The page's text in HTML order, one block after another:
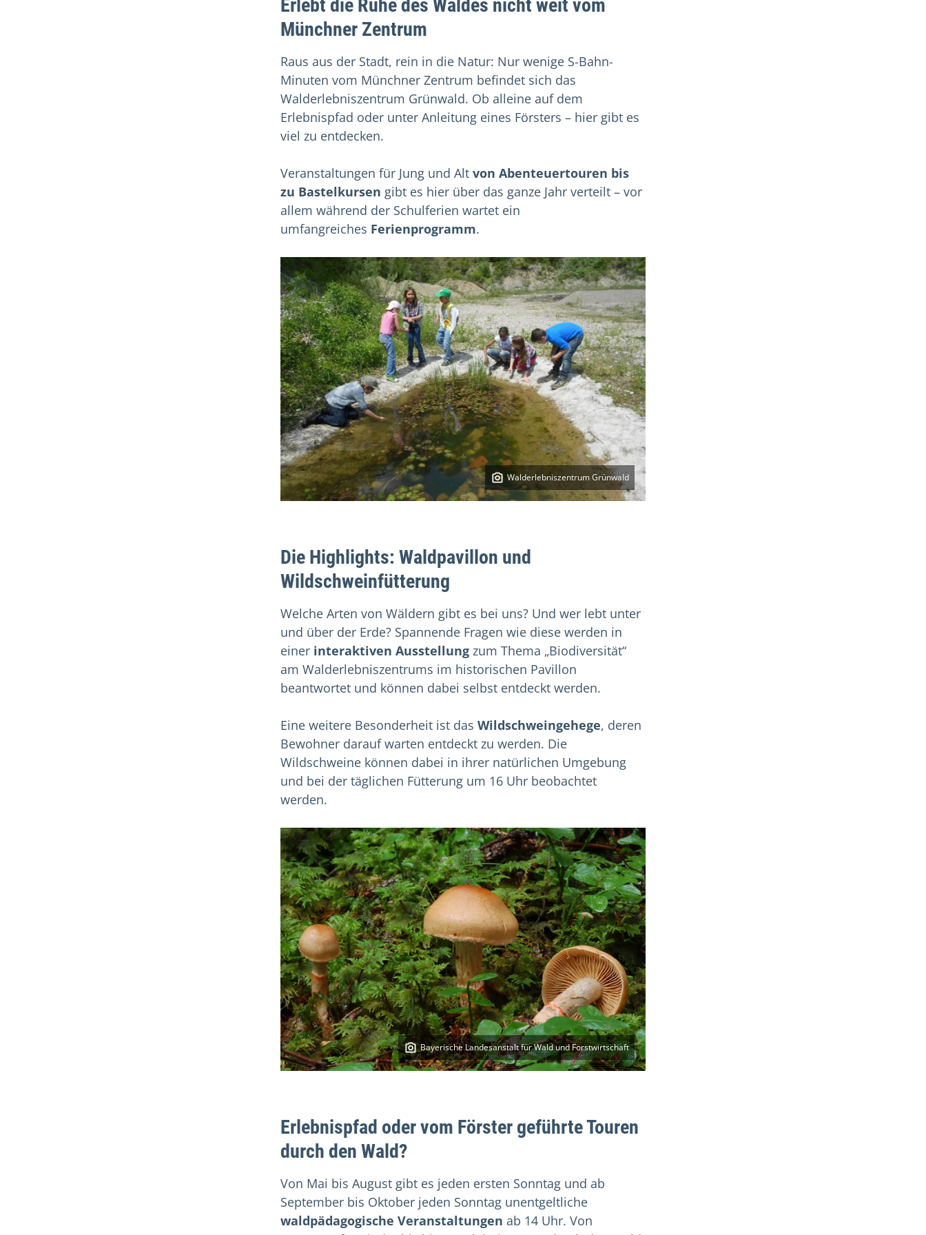
Erlebt die Ruhe des Waldes nicht weit vom
Münchner Zentrum
Raus aus der Stadt, rein in die Natur: Nur wenige S-Bahn-
Minuten vom Münchner Zentrum befindet sich das
Walderlebniszentrum Grünwald. Ob alleine auf dem
Erlebnispfad oder unter Anleitung eines Försters – hier gibt es
viel zu entdecken.
Veranstaltungen für Jung und Alt von Abenteuertouren bis
zu Bastelkursen gibt es hier über das ganze Jahr verteilt – vor
allem während der Schulferien wartet ein
umfangreiches Ferienprogramm.
Walderlebniszentrum Grünwald
Die Highlights: Waldpavillon und
Wildschweinfütterung
Welche Arten von Wäldern gibt es bei uns? Und wer lebt unter
und über der Erde? Spannende Fragen wie diese werden in
einer interaktiven Ausstellung zum Thema „Biodiversität“
am Walderlebniszentrums im historischen Pavillon
beantwortet und können dabei selbst entdeckt werden.
Eine weitere Besonderheit ist das Wildschweingehege, deren
Bewohner darauf warten entdeckt zu werden. Die
Wildschweine können dabei in ihrer natürlichen Umgebung
und bei der täglichen Fütterung um 16 Uhr beobachtet
werden.
Bayerische Landesanstalt für Wald und Forstwirtschaft
Erlebnispfad oder vom Förster geführte Touren
durch den Wald?
Von Mai bis August gibt es jeden ersten Sonntag und ab
September bis Oktober jeden Sonntag unentgeltliche
waldpädagogische Veranstaltungen ab 14 Uhr. Von